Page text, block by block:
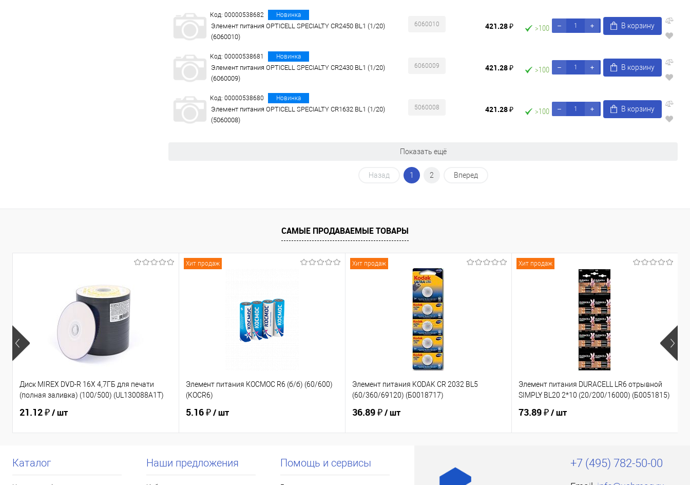
Код: 00000538682 Новинка
Элемент питания OPTICELL SPECIALTY CR2450 BL1 (1/20)
(6060010)
6060010 421.28 ₽ >100 В корзину
Код: 00000538681 Новинка
Элемент питания OPTICELL SPECIALTY CR2430 BL1 (1/20)
(6060009)
6060009 421.28 ₽ >100 В корзину
Код: 00000538680 Новинка
Элемент питания OPTICELL SPECIALTY CR1632 BL1 (1/20)
(5060008)
5060008 421.28 ₽ >100 В корзину
Показать ещё
Назад 1 2 Вперед
САМЫЕ ПРОДАВАЕМЫЕ ТОВАРЫ
Диск MIREX DVD-R 16Х 4,7ГБ для печати
(полная заливка) (100/500) (UL130088A1T)
21.12 ₽/ шт
Хит продаж
Элемент питания КОСМОС R6 (б/б) (60/600)
(KOCR6)
5.16 ₽/ шт
Хит продаж
Элемент питания KODAK CR 2032 BL5
(60/360/69120) (Б0018717)
36.89 ₽/ шт
Хит продаж
Элемент питания DURACELL LR6 отрывной
SIMPLY BL20 2*10 (20/200/16000) (Б0051815)
73.89 ₽/ шт
Каталог Наши предложения Помощь и сервисы +7 (495) 782-50-00